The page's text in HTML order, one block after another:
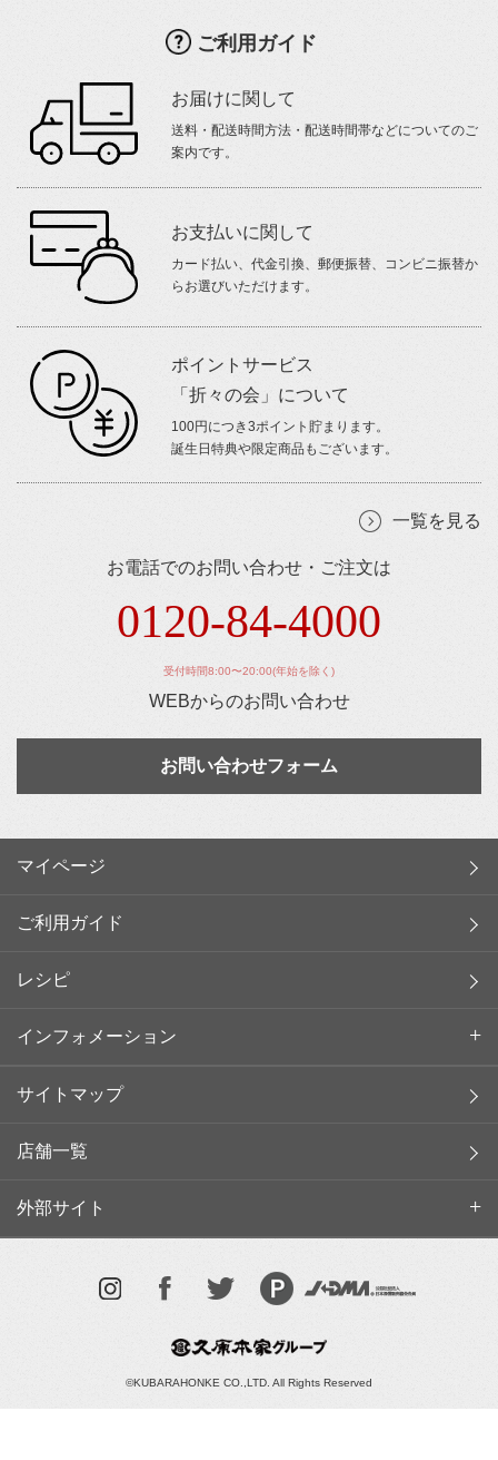
ご利用ガイド
お届けに関して
送料・配送時間方法・配送時間帯などについてのご
案内です。
お支払いに関して
カード払い、代金引換、郵便振替、コンビニ振替か
らお選びいただけます。
ポイントサービス
「折々の会」について
100円につき3ポイント貯まります。
誕生日特典や限定商品もございます。
一覧を見る
お電話でのお問い合わせ・ご注文は
0120-84-4000
受付時間8:00〜20:00(年始を除く)
WEBからのお問い合わせ
お問い合わせフォーム
マイページ
ご利用ガイド
レシピ
インフォメーション
サイトマップ
店舗一覧
外部サイト
©KUBARAHONKE CO.,LTD. All Rights Reserved